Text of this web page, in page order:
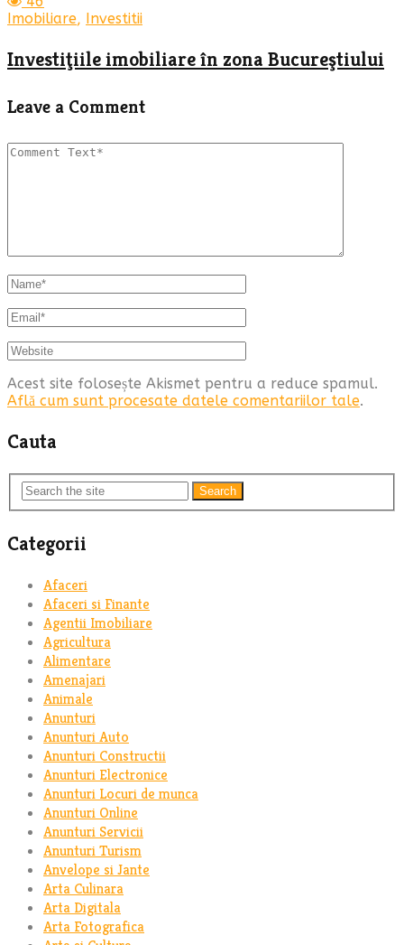
Imobiliare, Investitii
Investiţiile imobiliare în zona Bucureştiului
Leave a Comment
Acest site folosește Akismet pentru a reduce spamul.
Află cum sunt procesate datele comentariilor tale.
Cauta
Search
Categorii
Afaceri
Afaceri si Finante
Agentii Imobiliare
Agricultura
Alimentare
Amenajari
Animale
Anunturi
Anunturi Auto
Anunturi Constructii
Anunturi Electronice
Anunturi Locuri de munca
Anunturi Online
Anunturi Servicii
Anunturi Turism
Anvelope si Jante
Arta Culinara
Arta Digitala
Arta Fotografica